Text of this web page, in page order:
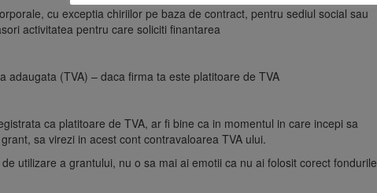
cu exceptia chiriilor pe baza de contract, pentru sediul social sau
activitatea pentru care soliciti finantarea
adaugata (TVA) – daca firma ta este platitoare de TVA
ca platitoare de TVA, ar fi bine ca in momentul in care incepi sa
sa virezi in acest cont contravaloarea TVA ului.
utilizare a grantului, nu o sa mai ai emotii ca nu ai folosit corect fondurile